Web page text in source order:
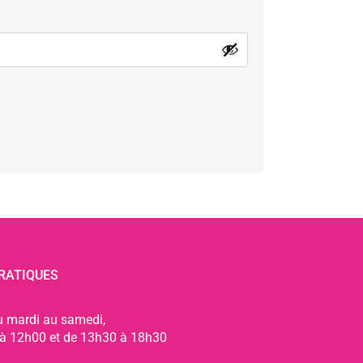
mardi au samedi,
12h00 et de 13h30 à 18h30